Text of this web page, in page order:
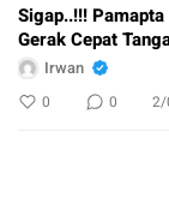
Sigap..!!!
Gerak Cepat
Irwan
0 0 2/